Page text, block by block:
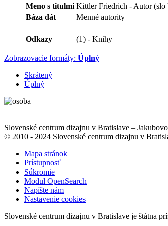
Meno s titulmi Kittler Friedrich - Autor (slo
Báza dát
Menné autority
Odkazy (1) - Knihy
Zobrazovacie formáty: Úplný
Skrátený
Úplný
Slovenské centrum dizajnu v Bratislave –
© 2010 - 2024 Slovenské centrum dizajnu v
Mapa stránok
Prístupnosť
Súkromie
Modul OpenSearch
Napíšte nám
Nastavenie cookies
Slovenské centrum dizajnu v Bratislave je štátna